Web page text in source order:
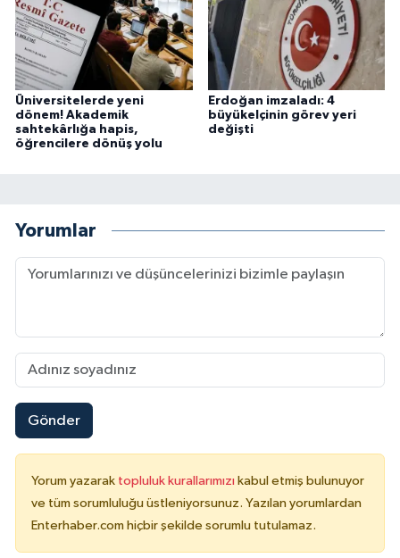
Üniversitelerde yeni
dönem! Akademik
sahtekârlığa hapis,
öğrencilere dönüş yolu
Erdoğan imzaladı: 4
büyükelçinin görev yeri
değişti
Yorumlar
Gönder
Yorum yazarak topluluk kurallarımızı kabul etmiş bulunuyor
ve tüm sorumluluğu üstleniyorsunuz. Yazılan yorumlardan
Enterhaber.com hiçbir şekilde sorumlu tutulamaz.